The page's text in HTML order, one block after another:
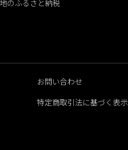
のふるさと納税
お問い合わせ
特定商取引法に基づく表示